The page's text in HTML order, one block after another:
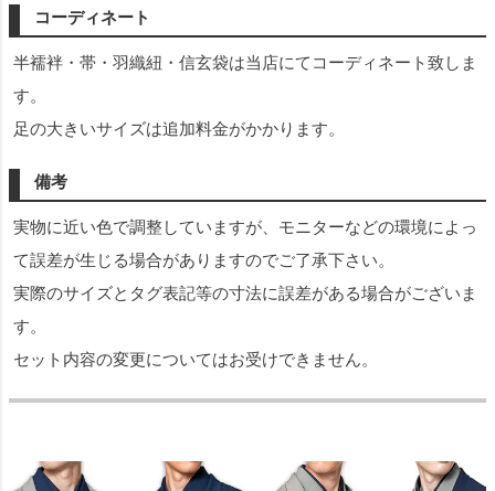
コーディネート
半襦袢・帯・羽織紐・信玄袋は当店にてコーディネート致しま
す。
足の大きいサイズは追加料金がかかります。
備考
実物に近い色で調整していますが、モニターなどの環境によっ
て誤差が生じる場合がありますのでご了承下さい。
実際のサイズとタグ表記等の寸法に誤差がある場合がございま
す。
セット内容の変更についてはお受けできません。